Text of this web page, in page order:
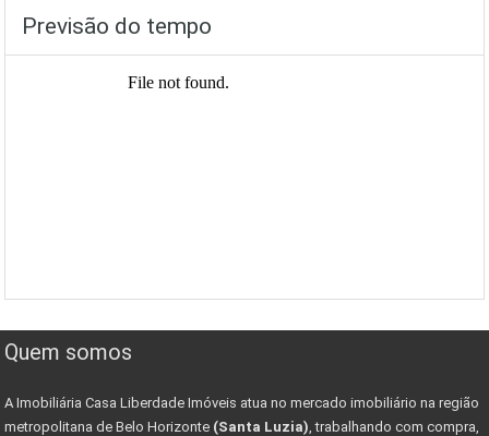
Previsão do tempo
Quem somos
A Imobiliária Casa Liberdade Imóveis atua no mercado imobiliário na região
metropolitana de Belo Horizonte (Santa Luzia) , trabalhando com compra,